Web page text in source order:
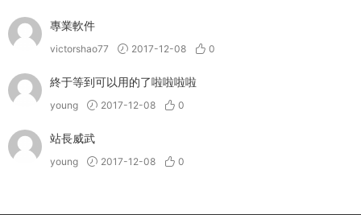
專業軟件
victorshao77 2017-12-08 0
終于等到可以用的了啦啦啦啦
young 2017-12-08 0
站長威武
young 2017-12-08 0